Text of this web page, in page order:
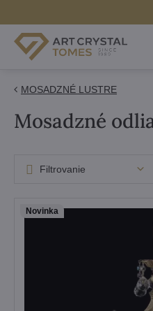
MOSADZNÉ LUSTRE
Mosadzné
Filtrovanie
Novinka